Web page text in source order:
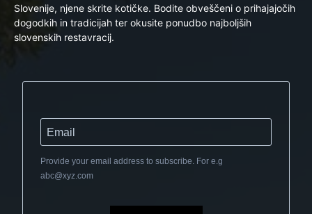
Slovenije, njene skrite kotičke. Bodite obveščeni o prihajajočih
dogodkih in tradicijah ter okusite ponudbo najboljših
slovenskih restavracij.
Provide your email address to subscribe. For e.g
abc@xyz.com